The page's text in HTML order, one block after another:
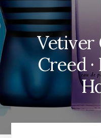
Vetiver
Creed